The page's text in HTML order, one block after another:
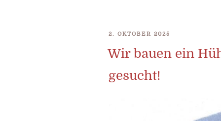
VERÖFFENTLICHT
2. OKTOBER 2025
Wir bauen ein
gesucht!